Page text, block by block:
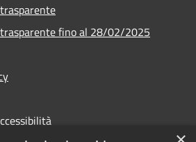
fino al 28/02/2025